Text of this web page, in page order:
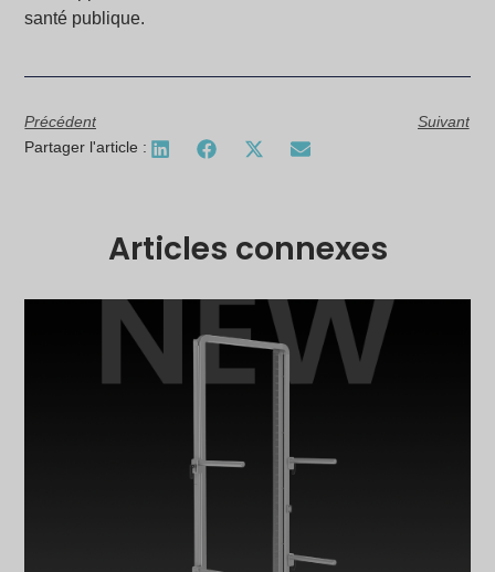
santé publique.
Précédent
Suivant
Partager l'article :
Articles connexes